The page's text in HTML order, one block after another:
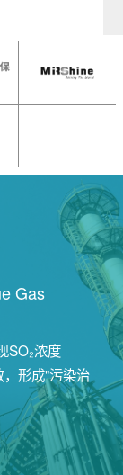
Gas
SO₂浓度
形成"污染治